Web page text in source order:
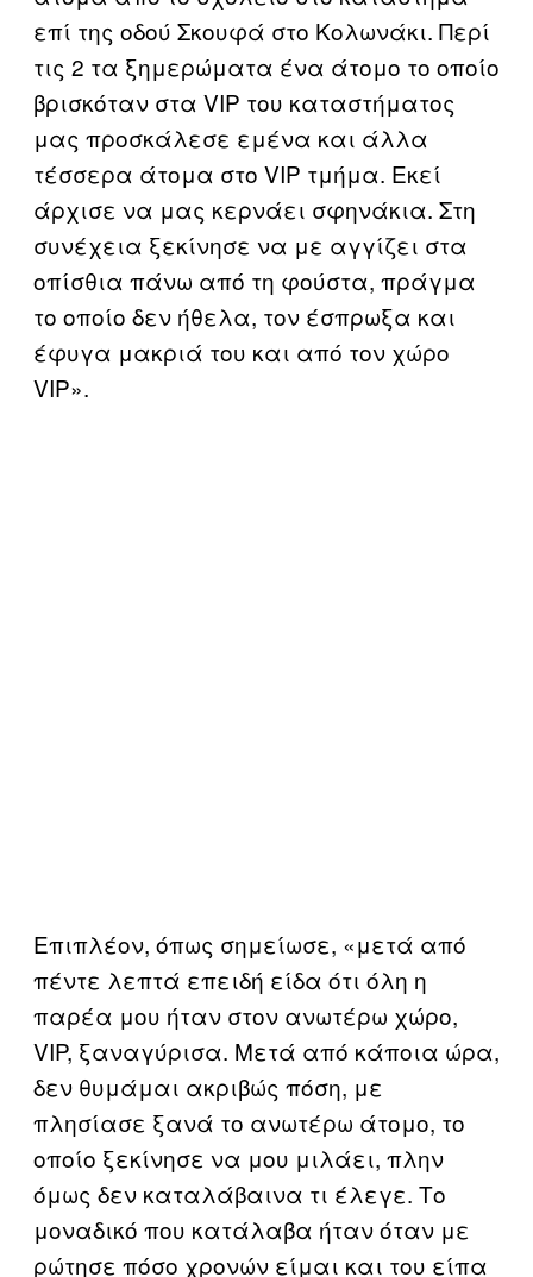
επί της οδού Σκουφά στο Κολωνάκι. Περί
τις 2 τα ξημερώματα ένα άτομο το οποίο
βρισκόταν στα VIP του καταστήματος
μας προσκάλεσε εμένα και άλλα
τέσσερα άτομα στο VIP τμήμα. Εκεί
άρχισε να μας κερνάει σφηνάκια. Στη
συνέχεια ξεκίνησε να με αγγίζει στα
οπίσθια πάνω από τη φούστα, πράγμα
το οποίο δεν ήθελα, τον έσπρωξα και
έφυγα μακριά του και από τον χώρο
VIP».
Επιπλέον, όπως σημείωσε, «μετά από
πέντε λεπτά επειδή είδα ότι όλη η
παρέα μου ήταν στον ανωτέρω χώρο,
VIP, ξαναγύρισα. Μετά από κάποια ώρα,
δεν θυμάμαι ακριβώς πόση, με
πλησίασε ξανά το ανωτέρω άτομο, το
οποίο ξεκίνησε να μου μιλάει, πλην
όμως δεν καταλάβαινα τι έλεγε. Το
μοναδικό που κατάλαβα ήταν όταν με
ρώτησε πόσο χρονών είμαι και του είπα